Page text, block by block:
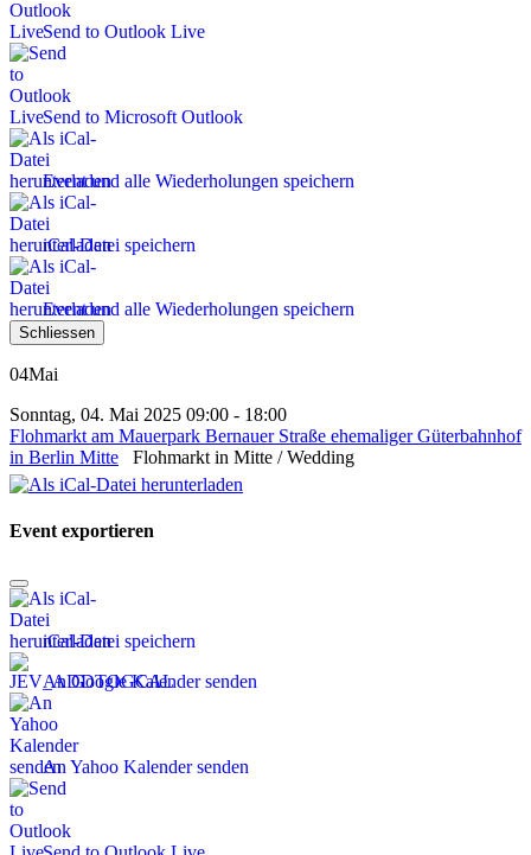
Send to Outlook Live
Send to Microsoft Outlook
Event und alle Wiederholungen speichern
iCal-Datei speichern
Event und alle Wiederholungen speichern
Schliessen
04Mai
Sonntag, 04. Mai 2025 09:00 - 18:00
Flohmarkt am Mauerpark Bernauer Straße ehemaliger Güterbahnhof
in Berlin Mitte Flohmarkt in Mitte / Wedding
Event exportieren
iCal-Datei speichern
An Google Kalender senden
An Yahoo Kalender senden